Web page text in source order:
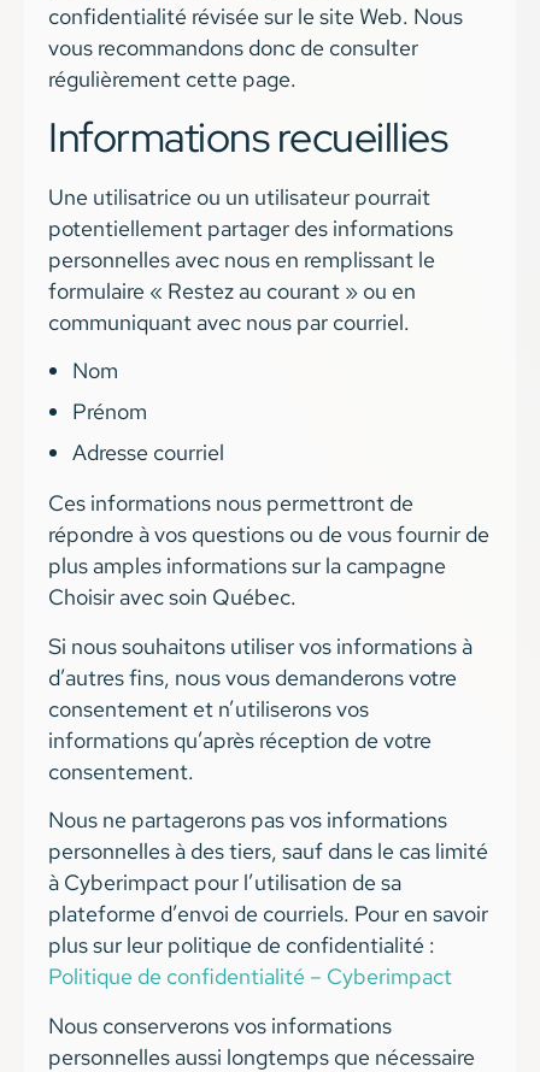
confidentialité révisée sur le site Web. Nous
vous recommandons donc de consulter
régulièrement cette page.
Informations recueillies
Une utilisatrice ou un utilisateur pourrait
potentiellement partager des informations
personnelles avec nous en remplissant le
formulaire « Restez au courant » ou en
communiquant avec nous par courriel.
Nom
Prénom
Adresse courriel
Ces informations nous permettront de
répondre à vos questions ou de vous fournir de
plus amples informations sur la campagne
Choisir avec soin Québec.
Si nous souhaitons utiliser vos informations à
d’autres fins, nous vous demanderons votre
consentement et n’utiliserons vos
informations qu’après réception de votre
consentement.
Nous ne partagerons pas vos informations
personnelles à des tiers, sauf dans le cas limité
à Cyberimpact pour l’utilisation de sa
plateforme d’envoi de courriels. Pour en savoir
plus sur leur politique de confidentialité :
Politique de confidentialité – Cyberimpact
Nous conserverons vos informations
personnelles aussi longtemps que nécessaire